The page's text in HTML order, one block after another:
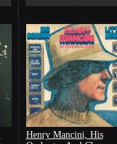
Henry Mancini, His